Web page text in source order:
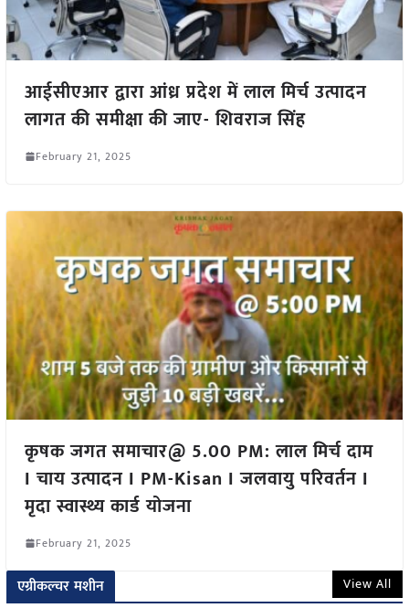
आईसीएआर द्वारा आंध्र प्रदेश में लाल मिर्च उत्पादन
लागत की समीक्षा की जाए- शिवराज सिंह
February 21, 2025
कृषक जगत समाचार@ 5.00 PM: लाल मिर्च दाम
I चाय उत्पादन I PM-Kisan I जलवायु परिवर्तन I
मृदा स्वास्थ्य कार्ड योजना
February 21, 2025
एग्रीकल्चर मशीन View All